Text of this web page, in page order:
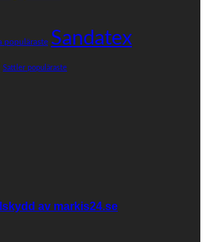
populäraste Sandatex
Sattler populäraste
av markis24.se